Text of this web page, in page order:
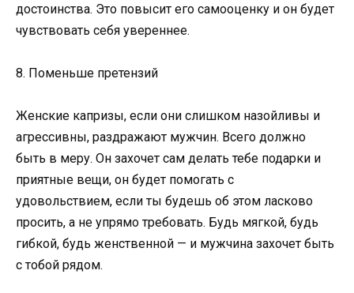
достоинства. Это повысит его самооценку и он будет
чувствовать себя увереннее.
8. Поменьше претензий
Женские капризы, если они слишком назойливы и
агрессивны, раздражают мужчин. Всего должно
быть в меру. Он захочет сам делать тебе подарки и
приятные вещи, он будет помогать с
удовольствием, если ты будешь об этом ласково
просить, а не упрямо требовать. Будь мягкой, будь
гибкой, будь женственной — и мужчина захочет быть
с тобой рядом.